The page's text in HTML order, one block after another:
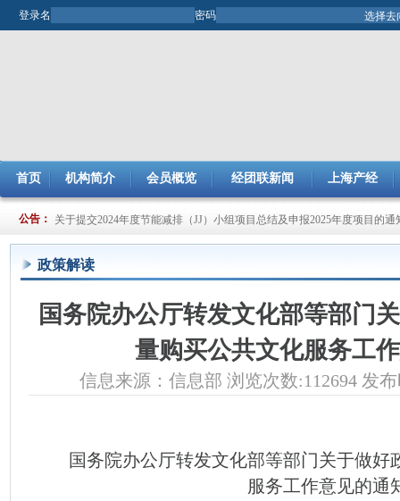
登录名 密码
首页 机构简介 会员概览 经团联新闻 上海产经
公告：
关于提交2024年度节能减排（JJ）小组项目总结及申报2025年度项目的通
关于开展2025年市企业管理现代化创新成果评审工作的通知
政策解读
国务院办公厅转发文化部等部门
量购买公共文化服务工
信息来源：信息部 浏览次数:112694 发
国务院办公厅转发文化部等部门关于做好
服务工作意见的通